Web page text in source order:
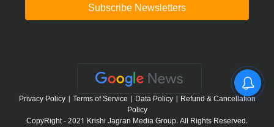
Subscribe Newsletters
Privacy Policy| Terms of Service Data Policy| Refund & Cancellation
Policy
CopyRight - 2021 Krishi Jagran Media Group. All Rights Reserved.